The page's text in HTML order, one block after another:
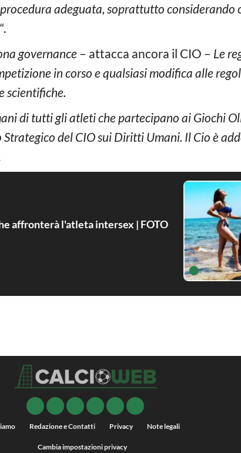
adeguata, soprattutto considerando
“.
governance – attacca ancora il CIO – Le
in corso e qualsiasi modifica alle
scientifiche.
di tutti gli atleti che partecipano ai Giochi
del CIO sui Diritti Umani. Il Cio è
affronterà l'atleta intersex | FOTO
Redazione e Contatti Privacy Note legali
Cambia impostazioni privacy